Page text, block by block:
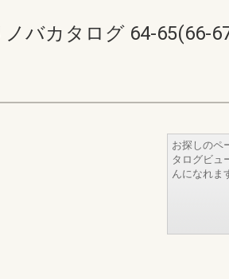
バカタログ 64-65(66-
お探しのペ
タログビュ
んになれま